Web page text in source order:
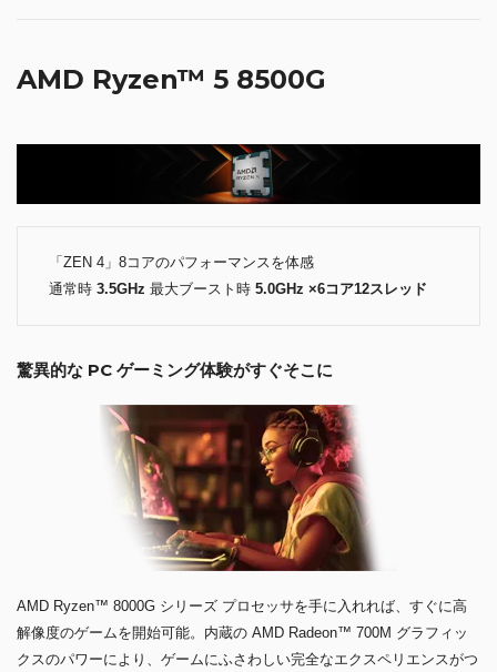
AMD Ryzen™ 5 8500G
「ZEN 4」8コアのパフォーマンスを体感
通常時 3.5GHz 最大ブースト時 5.0GHz ×6コア12スレッド
驚異的な PC ゲーミング体験がすぐそこに
AMD Ryzen™ 8000G シリーズ プロセッサを手に入れれば、すぐに高
解像度のゲームを開始可能。内蔵の AMD Radeon™ 700M グラフィッ
クスのパワーにより、ゲームにふさわしい完全なエクスペリエンスがつ